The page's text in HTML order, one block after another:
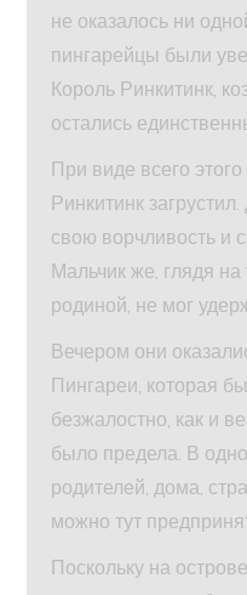
не оказалось ни
пингарейцы были
Король Ринкитинк,
остались
При виде всего
Ринкитинк
свою ворчливость и
Мальчик же, глядя на
родиной, не мог
Вечером они
Пингареи, которая
безжалостно, как и
было предела. В
родителей, дома,
можно тут
Поскольку на